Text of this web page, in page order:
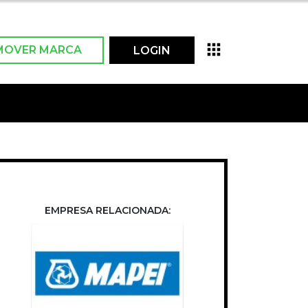
MARCA LOGIN
EMPRESA RELACIONADA: